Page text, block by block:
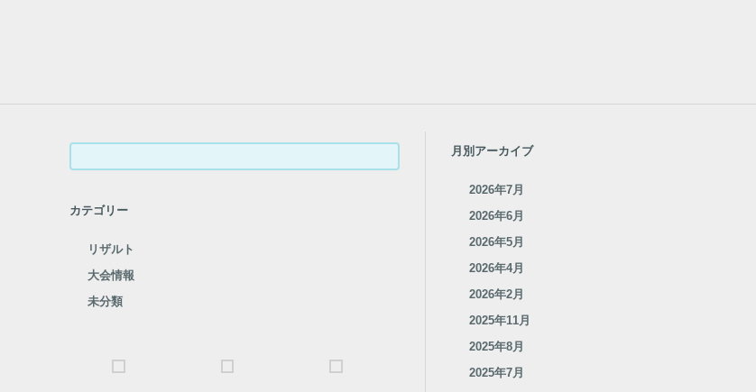
索:
カテゴリー
リザルト
大会情報
未分類
月別アーカイブ
2026年7月
2026年6月
2026年5月
2026年4月
2026年2月
2025年11月
2025年8月
2025年7月